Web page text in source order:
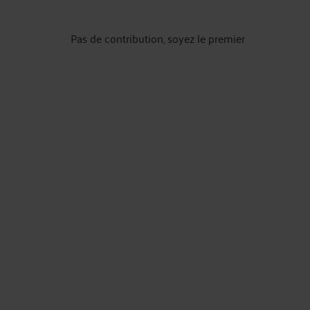
Pas de contribution, soyez le premier